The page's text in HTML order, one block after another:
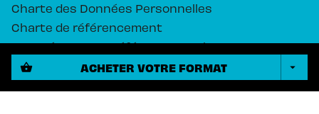
shopping_basket ACHETER VOTRE FORMAT arrow_drop_down
Charte des Données Personnelles
Charte de référencement
Paramétrez vos préférences cookies